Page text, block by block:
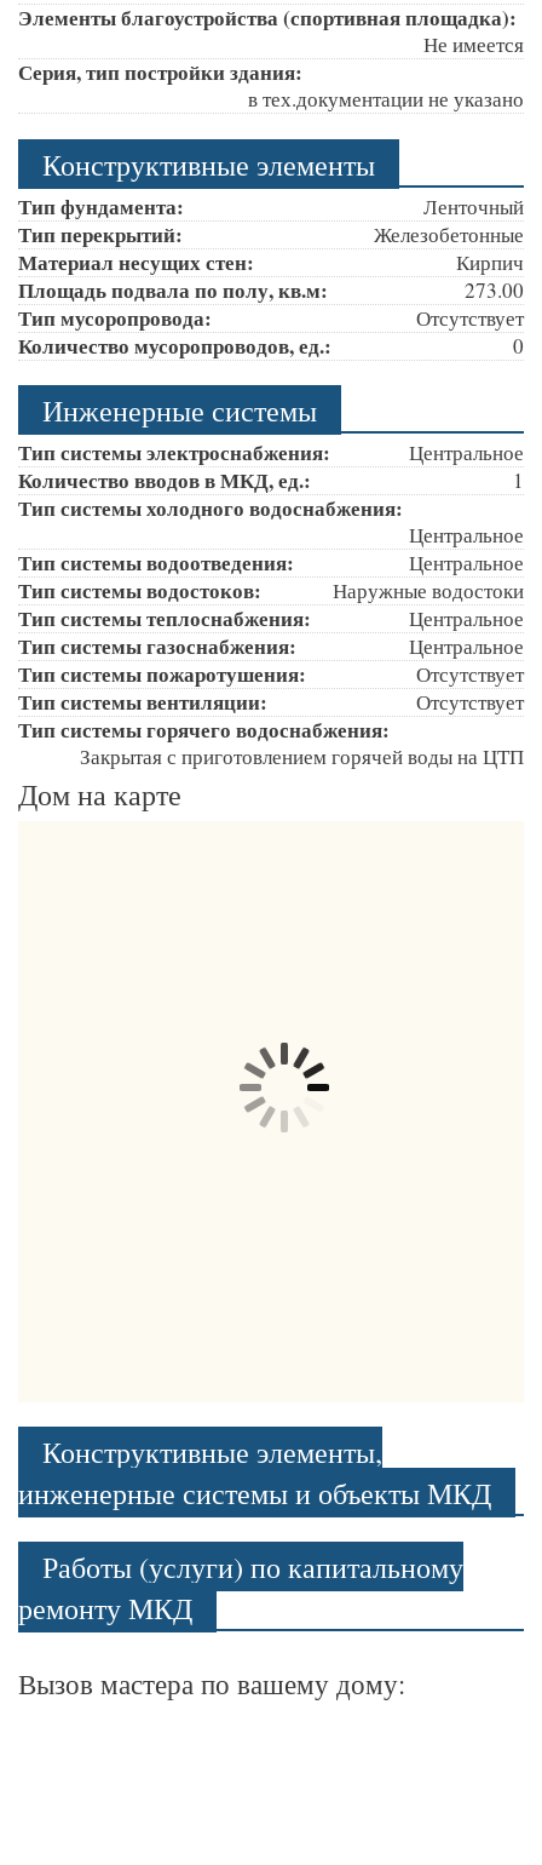
Элементы благоустройства (спортивная площадка):
Не имеется
Серия, тип постройки здания:
в тех.документации не указано
Конструктивные элементы
Тип фундамента: Ленточный
Тип перекрытий: Железобетонные
Материал несущих стен: Кирпич
Площадь подвала по полу, кв.м: 273.00
Тип мусоропровода: Отсутствует
Количество мусоропроводов, ед.: 0
Инженерные системы
Тип системы электроснабжения: Центральное
Количество вводов в МКД, ед.: 1
Тип системы холодного водоснабжения:
Центральное
Тип системы водоотведения: Центральное
Тип системы водостоков: Наружные водостоки
Тип системы теплоснабжения: Центральное
Тип системы газоснабжения: Центральное
Тип системы пожаротушения: Отсутствует
Тип системы вентиляции: Отсутствует
Тип системы горячего водоснабжения:
Закрытая с приготовлением горячей воды на ЦТП
Дом на карте
Конструктивные элементы,
инженерные системы и объекты МКД
Работы (услуги) по капитальному
ремонту МКД
Вызов мастера по вашему дому: